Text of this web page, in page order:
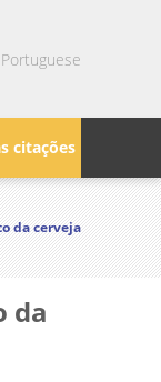
Portuguese
citações
da cerveja
da